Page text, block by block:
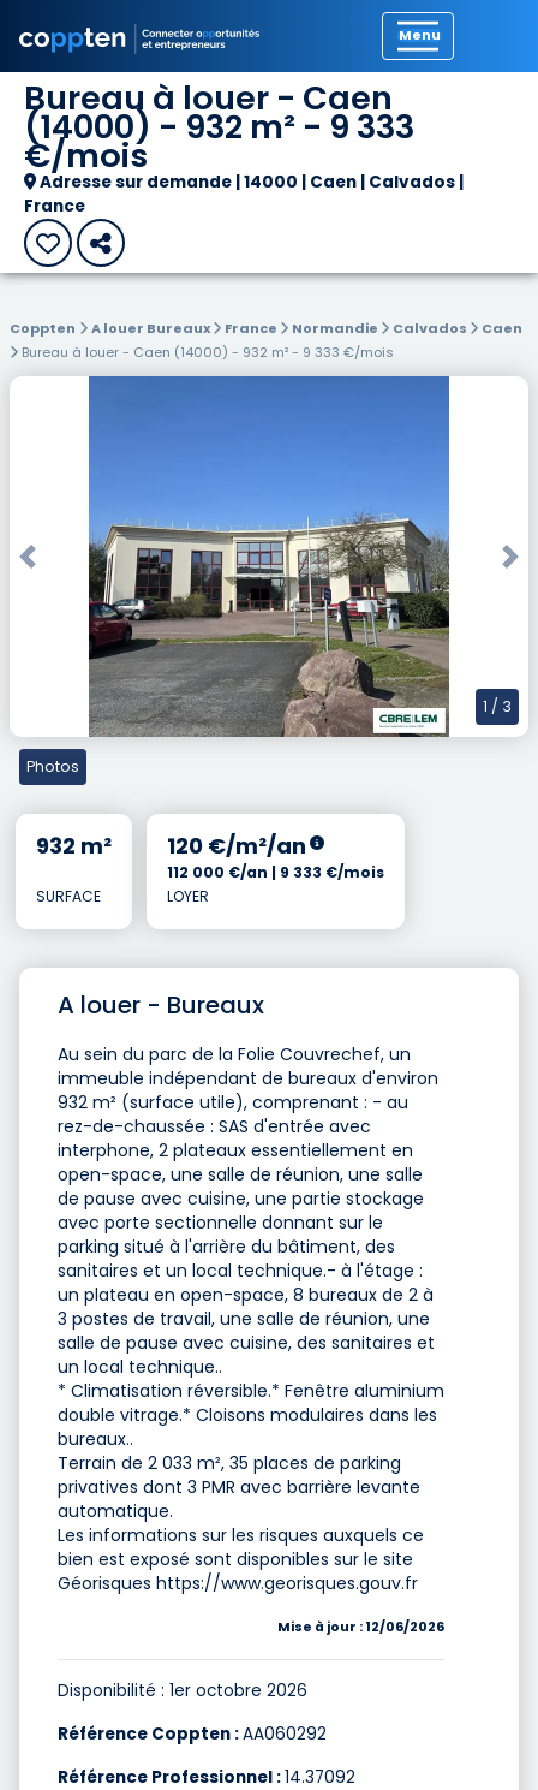
Bureau à louer - Caen
(14000) - 932 m² - 9 333
€/mois
Adresse sur demande | 14000 | Caen | Calvados |
France
Coppten A louer Bureaux France Normandie Calvados
Caen
Bureau à louer - Caen (14000) - 932 m² - 9 333 €/mois
Previous
1 / 3
Photos
932 m²
SURFACE
120 €/m²/an
112 000 €/an | 9 333 €/mois
LOYER
A louer - Bureaux
Au sein du parc de la Folie Couvrechef, un
immeuble indépendant de bureaux d'environ
932 m² (surface utile), comprenant : - au
rez-de-chaussée : SAS d'entrée avec
interphone, 2 plateaux essentiellement en
open-space, une salle de réunion, une salle
de pause avec cuisine, une partie stockage
avec porte sectionnelle donnant sur le
parking situé à l'arrière du bâtiment, des
sanitaires et un local technique.- à l'étage :
un plateau en open-space, 8 bureaux de 2 à
3 postes de travail, une salle de réunion, une
salle de pause avec cuisine, des sanitaires et
un local technique..
* Climatisation réversible.* Fenêtre aluminium
double vitrage.* Cloisons modulaires dans les
bureaux..
Terrain de 2 033 m², 35 places de parking
privatives dont 3 PMR avec barrière levante
automatique.
Les informations sur les risques auxquels ce
bien est exposé sont disponibles sur le site
Géorisques https://www.georisques.gouv.fr
Mise à jour : 12/06/2026
Disponibilité : 1er octobre 2026
Référence Coppten :AA060292
Référence Professionnel :14.37092